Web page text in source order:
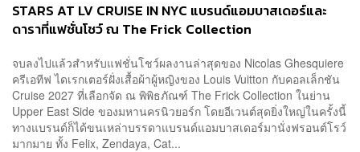
STARS AT LV CRUISE IN NYC แบรนด์แอมบาสเดอร์และ
ดาราที่แฟชั่นโชว์ ณ The Frick Collection
จบลงไปแล้วสำหรับแฟชั่นโชว์ผลงานล่าสุดของ Nicolas Ghesquiere
ครีเอทีฟ ไดเรกเตอร์ฝั่งเสื้อผ้าผู้หญิงของ Louis Vuitton กับคอลเล็กชัน
Cruise 2027 ที่เลือกจัด ณ พิพิธภัณฑ์ The Frick Collection ในย่าน
Upper East Side ของมหานครนิวยอร์ก โดยอีเวนต์สุดยิ่งใหญ่ในครั้งนี้
ทางแบรนด์ก็ได้ขนเหล่าบรรดาแบรนด์แอมบาสเดอร์มานั่งฟรอนต์โรว์
มากมาย ทั้ง Felix, Zendaya, Cat...